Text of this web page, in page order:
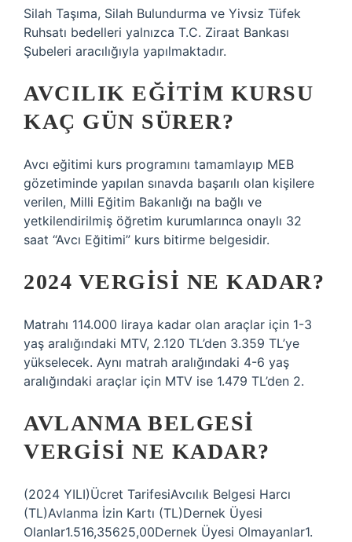
Silah Taşıma, Silah Bulundurma ve Yivsiz Tüfek
Ruhsatı bedelleri yalnızca T.C. Ziraat Bankası
Şubeleri aracılığıyla yapılmaktadır.
AVCILIK EĞITIM KURSU
KAÇ GÜN SÜRER?
Avcı eğitimi kurs programını tamamlayıp MEB
gözetiminde yapılan sınavda başarılı olan kişilere
verilen, Milli Eğitim Bakanlığı na bağlı ve
yetkilendirilmiş öğretim kurumlarınca onaylı 32
saat “Avcı Eğitimi” kurs bitirme belgesidir.
2024 VERGISI NE KADAR?
Matrahı 114.000 liraya kadar olan araçlar için 1-3
yaş aralığındaki MTV, 2.120 TL’den 3.359 TL’ye
yükselecek. Aynı matrah aralığındaki 4-6 yaş
aralığındaki araçlar için MTV ise 1.479 TL’den 2.
AVLANMA BELGESI
VERGISI NE KADAR?
(2024 YILI)Ücret TarifesiAvcılık Belgesi Harcı
(TL)Avlanma İzin Kartı (TL)Dernek Üyesi
Olanlar1.516,35625,00Dernek Üyesi Olmayanlar1.